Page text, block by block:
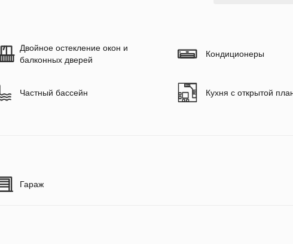
Двойное остекление окон и
балконных дверей
Кондиционеры
Частный бассейн Кухня с открытой
Гараж